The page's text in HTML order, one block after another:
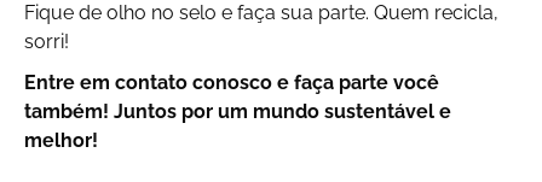
Fique de olho no selo e faça sua parte. Quem recicla,
sorri!
Entre em contato conosco e faça parte você
também! Juntos por um mundo sustentável e
melhor!